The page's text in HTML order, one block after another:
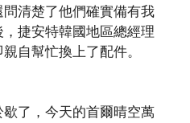
清楚了他們確實備有我
捷安特韓國地區總經理
自幫忙換上了配件。
了，今天的首爾晴空萬